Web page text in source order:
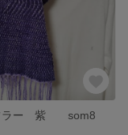
ラー 紫 som8